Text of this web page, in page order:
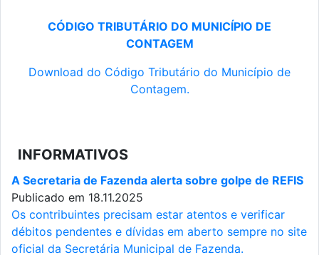
CÓDIGO TRIBUTÁRIO DO MUNICÍPIO DE
CONTAGEM
Download do Código Tributário do Município de
Contagem.
INFORMATIVOS
A Secretaria de Fazenda alerta sobre golpe de REFIS
Publicado em 18.11.2025
Os contribuintes precisam estar atentos e verificar
débitos pendentes e dívidas em aberto sempre no site
oficial da Secretária Municipal de Fazenda.